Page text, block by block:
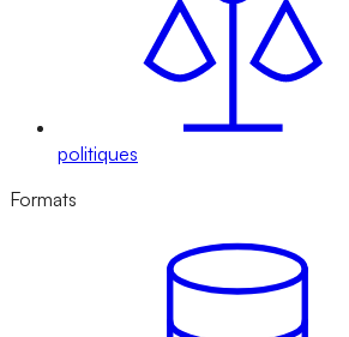
politiques
Formats